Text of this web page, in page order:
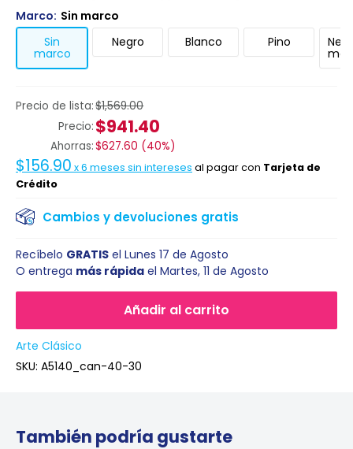
Precio de lista:$1,569.00
Precio: $941.40
Ahorras:$627.60 (40%)
$156.90 x6 meses sin intereses al pagar con Tarjeta de
Crédito
Cambios y devoluciones gratis
Marco: Sin marco
Sin
marco
Negro Blanco Pino
Añadir al carrito
Recíbelo GRATIS el Lunes 17 de Agosto
O entrega más rápida el Martes, 11 de Agosto
Arte Clásico
SKU: A5140_can-40-30
También podría gustarte